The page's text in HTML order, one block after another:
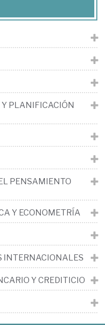
PLANIFICACIÓN
PENSAMIENTO
Y ECONOMETRÍA
INTERNACIONALES
Y CREDITICIO